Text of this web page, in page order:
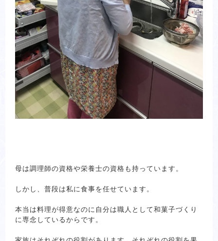
母は調理師の資格や栄養士の資格も持っています。
しかし、普段は私に食事を任せています。
本当は料理が得意なのに自分は職人として和菓子づくり
に専念しているからです。